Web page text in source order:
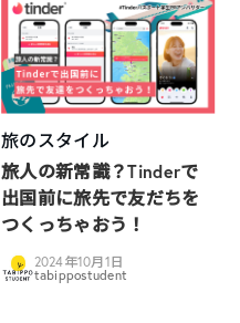
旅のスタイル
旅人の新常識？Tinderで
出国前に旅先で友だちを
つくっちゃおう！
2024年10月1日
tabippostudent